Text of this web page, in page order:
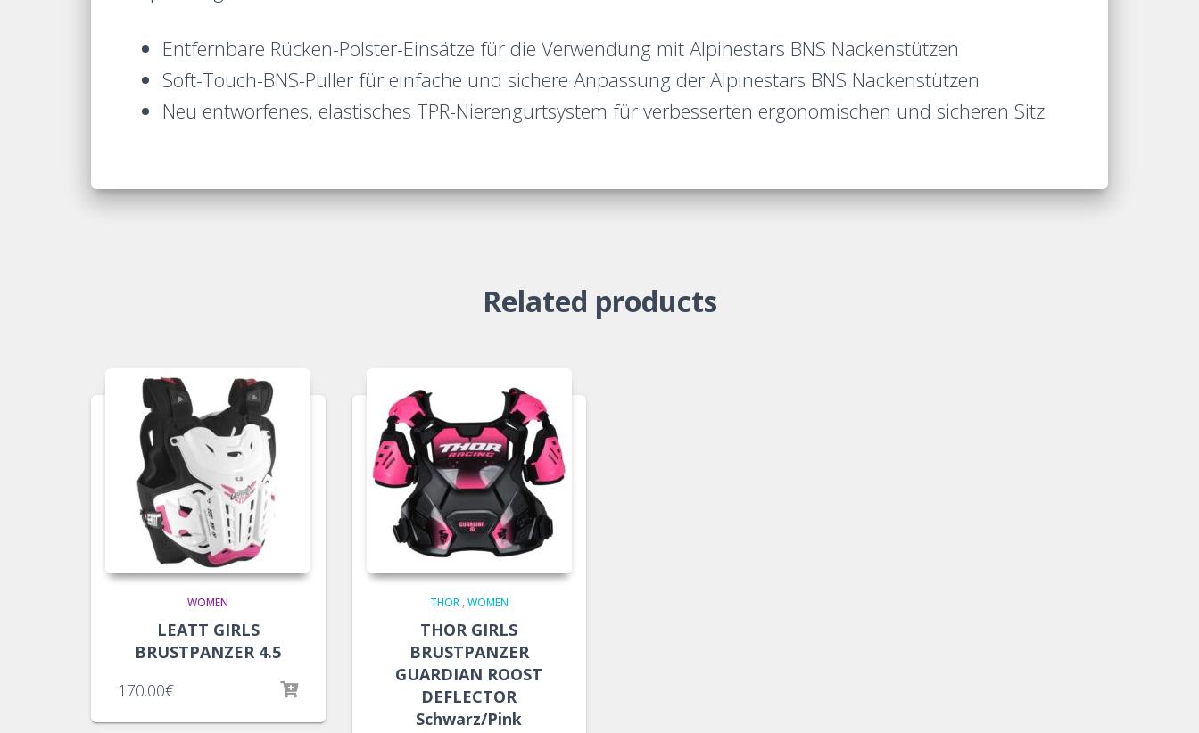
Entfernbare Rücken-Polster-Einsätze für die Verwendung mit Alpinestars BNS Nackenstützen
Soft-Touch-BNS-Puller für einfache und sichere Anpassung der Alpinestars BNS Nackenstützen
Neu entworfenes, elastisches TPR-Nierengurtsystem für verbesserten ergonomischen und sicheren Sitz
Related products
WOMEN
LEATT GIRLS
BRUSTPANZER 4.5
170.00€
THOR, WOMEN
THOR GIRLS
BRUSTPANZER
GUARDIAN ROOST
DEFLECTOR
Schwarz/Pink